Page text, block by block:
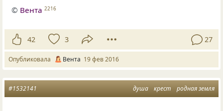
© Вента 2216
42 3 27
Опубликовала Вента 19 фев 2016
душа крест родная земля
#1532141